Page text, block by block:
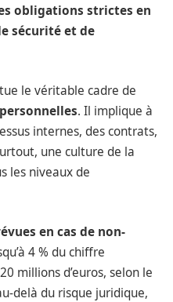
obligations strictes en
sécurité et de
le véritable cadre de
. Il implique à
internes, des contrats,
une culture de la
les niveaux de
en cas de non-
4 % du chiffre
millions d’euros, selon le
delà du risque juridique,